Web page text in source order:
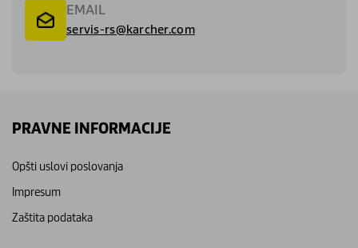
EMAIL
servis-rs@karcher.com
PRAVNE INFORMACIJE
Opšti uslovi poslovanja
Impresum
Zaštita podataka